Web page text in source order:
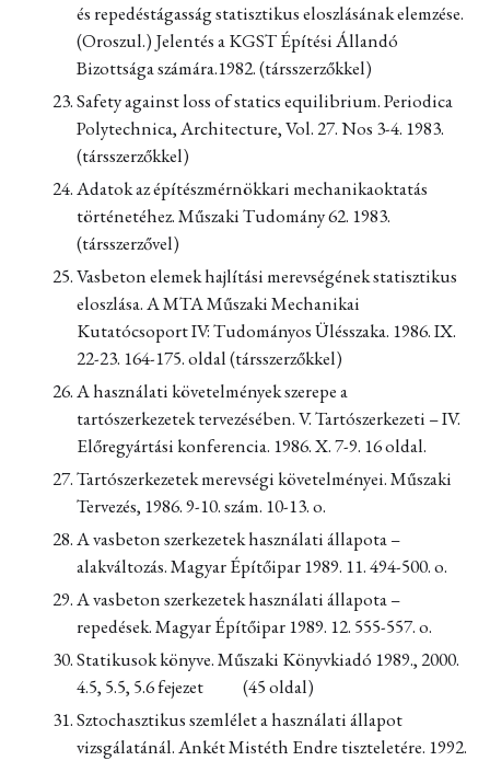
és repedéstágasság statisztikus eloszlásának elemzése.
(Oroszul.) Jelentés a KGST Építési Állandó
Bizottsága számára.1982. (társszerzőkkel)
Safety against loss of statics equilibrium. Periodica
Polytechnica, Architecture, Vol. 27. Nos 3-4. 1983.
(társszerzőkkel)
Adatok az építészmérnökkari mechanikaoktatás
történetéhez. Műszaki Tudomány 62. 1983.
(társszerzővel)
Vasbeton elemek hajlítási merevségének statisztikus
eloszlása. A MTA Műszaki Mechanikai
Kutatócsoport IV: Tudományos Ülésszaka. 1986. IX.
22-23. 164-175. oldal (társszerzőkkel)
A használati követelmények szerepe a
tartószerkezetek tervezésében. V. Tartószerkezeti – IV.
Előregyártási konferencia. 1986. X. 7-9. 16 oldal.
Tartószerkezetek merevségi követelményei. Műszaki
Tervezés, 1986. 9-10. szám. 10-13. o.
A vasbeton szerkezetek használati állapota –
alakváltozás. Magyar Építőipar 1989. 11. 494-500. o.
A vasbeton szerkezetek használati állapota –
repedések. Magyar Építőipar 1989. 12. 555-557. o.
Statikusok könyve. Műszaki Könyvkiadó 1989., 2000.
4.5, 5.5, 5.6 fejezet (45 oldal)
Sztochasztikus szemlélet a használati állapot
vizsgálatánál. Ankét Mistéth Endre tiszteletére. 1992.